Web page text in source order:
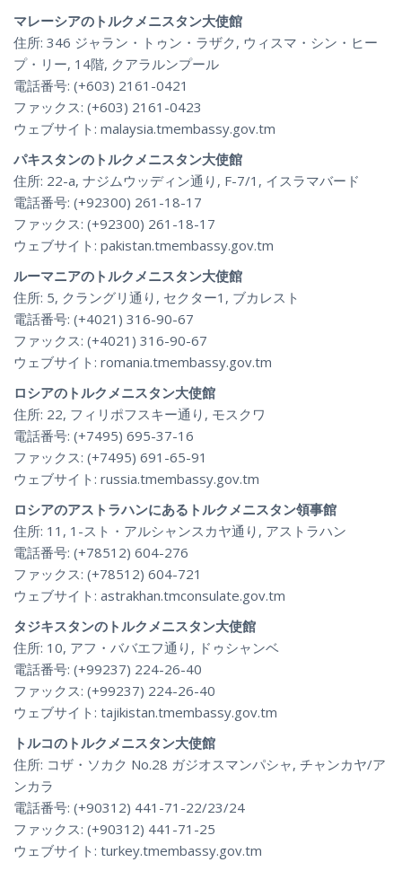
マレーシアのトルクメニスタン大使館
住所: 346 ジャラン・トゥン・ラザク, ウィスマ・シン・ヒー
プ・リー, 14階, クアラルンプール
電話番号: (+603) 2161-0421
ファックス: (+603) 2161-0423
ウェブサイト: malaysia.tmembassy.gov.tm
パキスタンのトルクメニスタン大使館
住所: 22-a, ナジムウッディン通り, F-7/1, イスラマバード
電話番号: (+92300) 261-18-17
ファックス: (+92300) 261-18-17
ウェブサイト: pakistan.tmembassy.gov.tm
ルーマニアのトルクメニスタン大使館
住所: 5, クラングリ通り, セクター1, ブカレスト
電話番号: (+4021) 316-90-67
ファックス: (+4021) 316-90-67
ウェブサイト: romania.tmembassy.gov.tm
ロシアのトルクメニスタン大使館
住所: 22, フィリポフスキー通り, モスクワ
電話番号: (+7495) 695-37-16
ファックス: (+7495) 691-65-91
ウェブサイト: russia.tmembassy.gov.tm
ロシアのアストラハンにあるトルクメニスタン領事館
住所: 11, 1-スト・アルシャンスカヤ通り, アストラハン
電話番号: (+78512) 604-276
ファックス: (+78512) 604-721
ウェブサイト: astrakhan.tmconsulate.gov.tm
タジキスタンのトルクメニスタン大使館
住所: 10, アフ・ババエフ通り, ドゥシャンベ
電話番号: (+99237) 224-26-40
ファックス: (+99237) 224-26-40
ウェブサイト: tajikistan.tmembassy.gov.tm
トルコのトルクメニスタン大使館
住所: コザ・ソカク No.28 ガジオスマンパシャ, チャンカヤ/ア
ンカラ
電話番号: (+90312) 441-71-22/23/24
ファックス: (+90312) 441-71-25
ウェブサイト: turkey.tmembassy.gov.tm